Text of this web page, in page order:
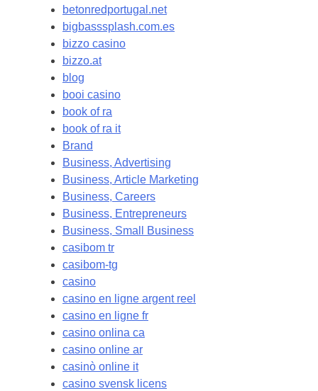
betonredportugal.net
bigbasssplash.com.es
bizzo casino
bizzo.at
blog
booi casino
book of ra
book of ra it
Brand
Business, Advertising
Business, Article Marketing
Business, Careers
Business, Entrepreneurs
Business, Small Business
casibom tr
casibom-tg
casino
casino en ligne argent reel
casino en ligne fr
casino onlina ca
casino online ar
casinò online it
casino svensk licens